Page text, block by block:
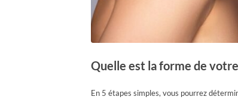
Quelle est la forme de
En 5 étapes simples, vous pourrez